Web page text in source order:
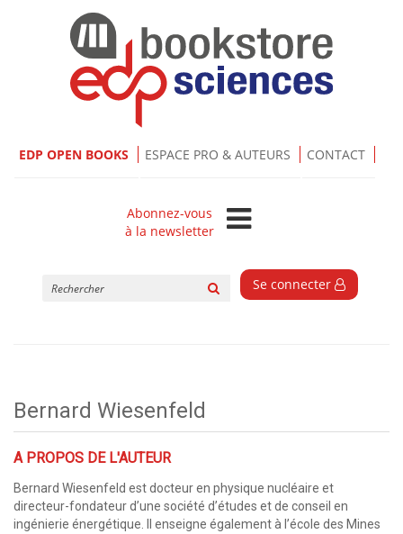
EDP OPEN BOOKS ESPACE PRO & AUTEURS CONTACT
Abonnez-vous
à la newsletter
Se connecter
Bernard Wiesenfeld
A PROPOS DE L'AUTEUR
Bernard Wiesenfeld est docteur en physique nucléaire et
directeur-fondateur d’une société d’études et de conseil en
ingénierie énergétique. Il enseigne également à l’école des Mines